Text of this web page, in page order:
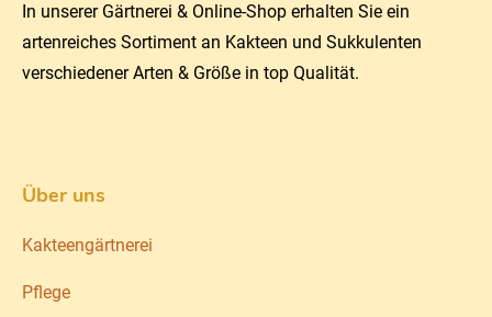
In unserer Gärtnerei & Online-Shop erhalten Sie ein
artenreiches Sortiment an Kakteen und Sukkulenten
verschiedener Arten & Größe in top Qualität.
Über uns
Kakteengärtnerei
Pflege